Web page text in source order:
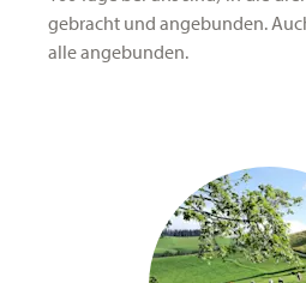
gebracht und angebunden.
alle angebunden.